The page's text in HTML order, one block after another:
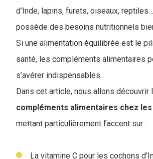
d’Inde, lapins, furets, oiseaux,
possède des besoins nutritionnels
Si une alimentation équilibrée est le
santé, les compléments alimentaires
s’avérer indispensables.
Dans cet article, nous allons découvrir
compléments alimentaires chez les
mettant particulièrement l’accent sur :
La vitamine C pour les cochons